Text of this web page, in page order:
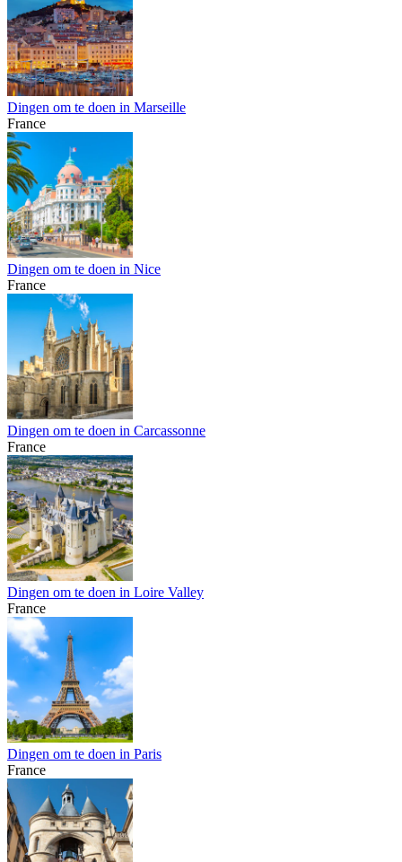
Dingen om te doen in Marseille
France
Dingen om te doen in Nice
France
Dingen om te doen in Carcassonne
France
Dingen om te doen in Loire Valley
France
Dingen om te doen in Paris
France